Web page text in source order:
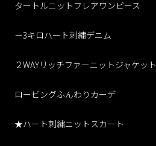
タートルニットフレアワンピース
－3キロハート刺繍デニム
２WAYリッチファーニットジャケット
ロービングふんわりカーデ
★ハート刺繍ニットスカート